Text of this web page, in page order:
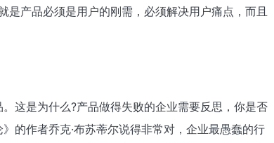
是产品必须是用户的刚需，必须解决用户痛点，而且
这是为什么?产品做得失败的企业需要反思，你是否
的作者乔克·布苏蒂尔说得非常对，企业最愚蠢的行